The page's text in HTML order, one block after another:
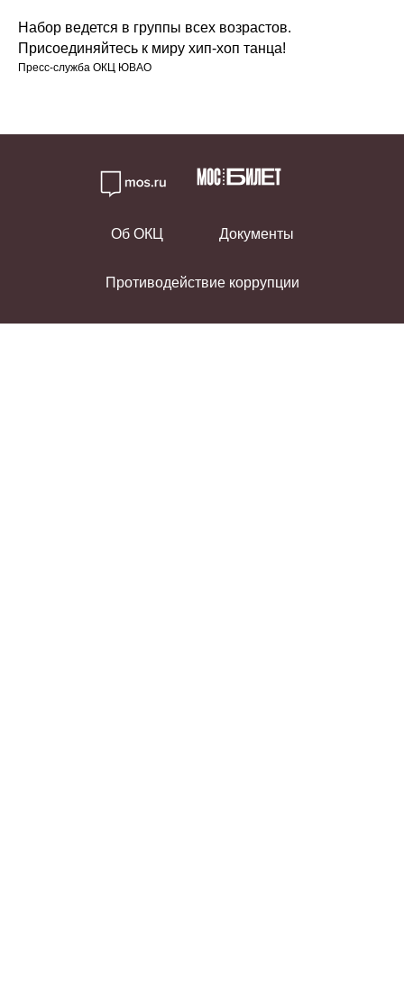
Набор ведется в группы всех возрастов.
Присоединяйтесь к миру хип-хоп танца!
Пресс-служба ОКЦ ЮВАО
Об ОКЦ Документы
Противодействие коррупции